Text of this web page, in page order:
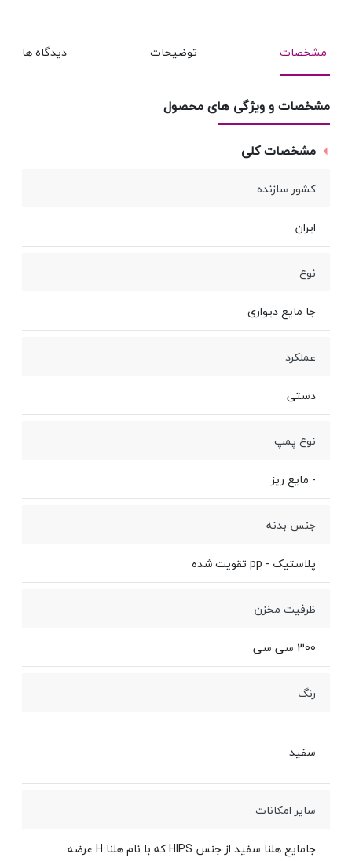
مشخصات توضیحات دیدگاه ها
مشخصات و ویژگی های محصول
مشخصات کلی
کشور سازنده
ایران
نوع
جا مایع دیواری
عملکرد
دستی
نوع پمپ
- مایع ریز
جنس بدنه
پلاستیک - pp تقویت شده
ظرفیت مخزن
300 سی سی
رنگ
سفید
سایر امکانات
جامایع هلنا سفید از جنس HIPS که با نام هلنا H عرضه